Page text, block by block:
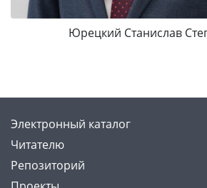
Юрецкий Станислав
Электронный каталог
Читателю
Репозиторий